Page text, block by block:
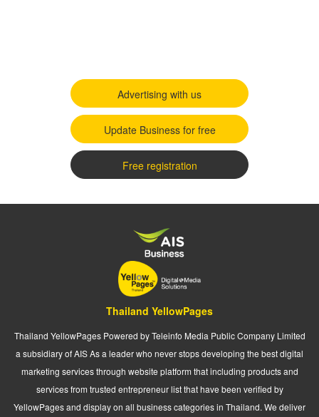
Advertising with us
Update Business for free
Free registration
Thailand YellowPages
Thailand YellowPages Powered by Teleinfo Media Public Company Limited
a subsidiary of AIS As a leader who never stops developing the best digital
marketing services through website platform that including products and
services from trusted entrepreneur list that have been verified by
YellowPages and display on all business categories in Thailand. We deliver